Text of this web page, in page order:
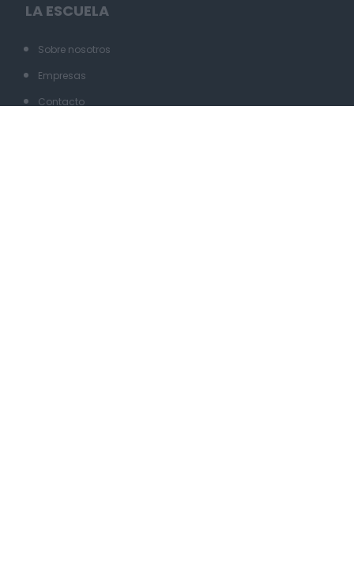
LA ESCUELA
Sobre nosotros
Empresas
Contacto